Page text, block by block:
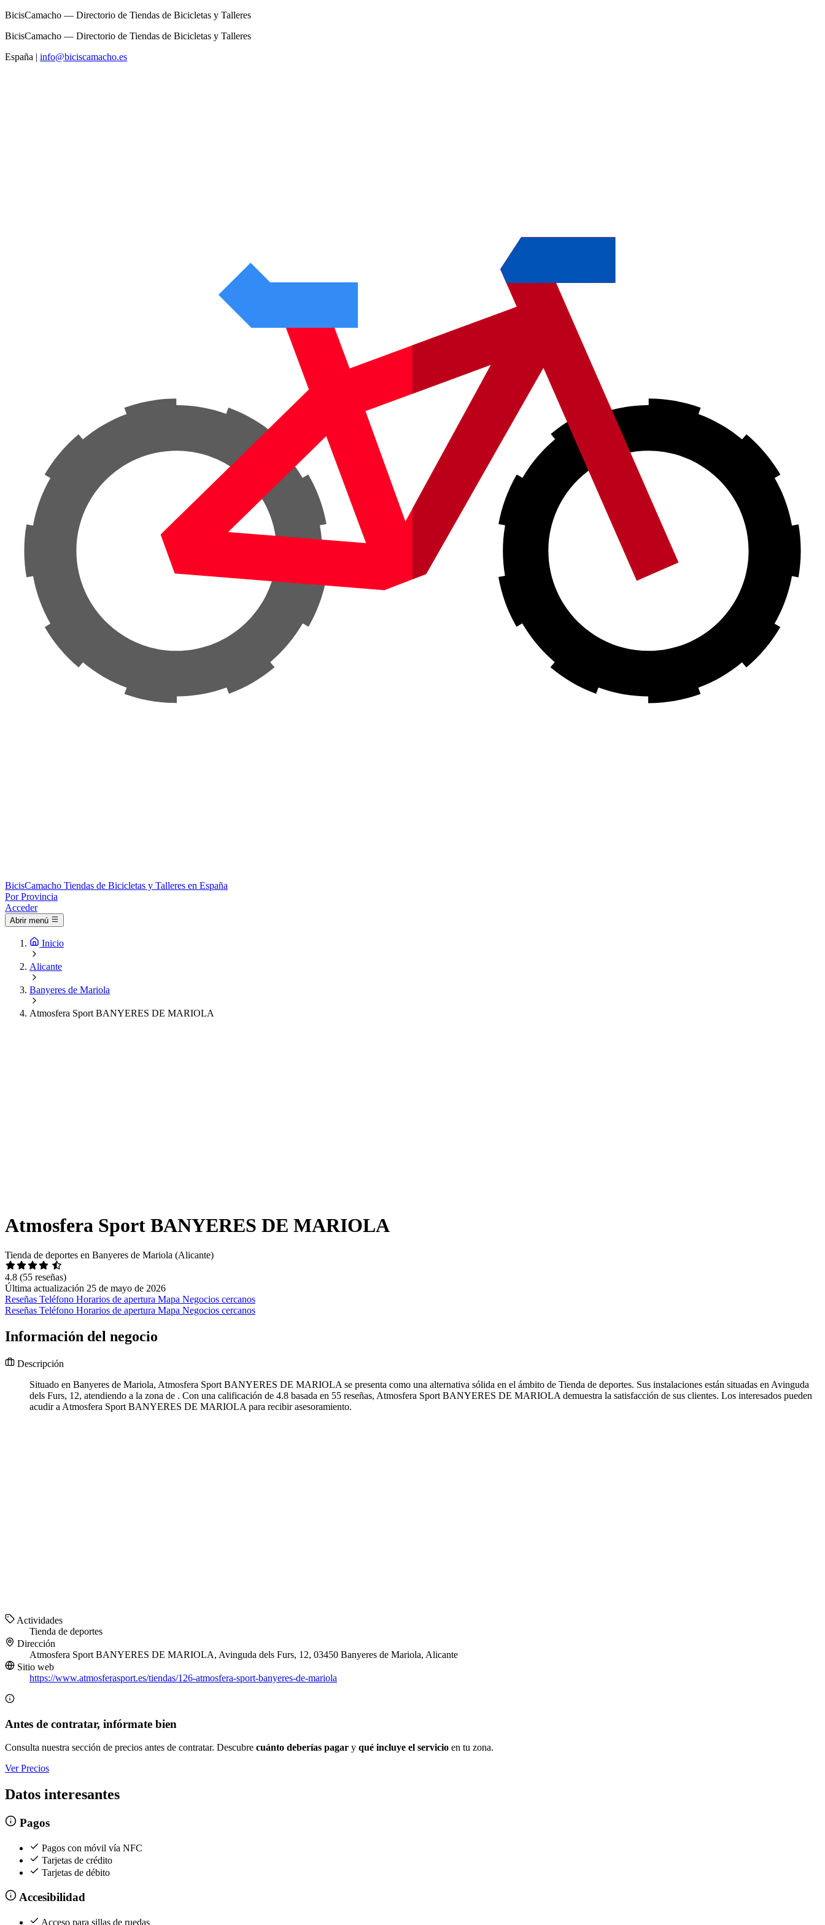
BicisCamacho — Directorio de Tiendas de Bicicletas y Talleres
BicisCamacho — Directorio de Tiendas de Bicicletas y Talleres
España | info@biciscamacho.es
BicisCamacho Tiendas de Bicicletas y Talleres en España
Por Provincia
Acceder
Abrir menú
Inicio
Alicante
Banyeres de Mariola
Atmosfera Sport BANYERES DE MARIOLA
Atmosfera Sport BANYERES DE MARIOLA
Tienda de deportes en Banyeres de Mariola (Alicante)
4.8 (55 reseñas)
Última actualización 25 de mayo de 2026
Reseñas Teléfono Horarios de apertura Mapa Negocios cercanos
Reseñas Teléfono Horarios de apertura Mapa Negocios cercanos
Información del negocio
Descripción
Situado en Banyeres de Mariola, Atmosfera Sport BANYERES DE MARIOLA se presenta como una alternativa sólida en el ámbito de Tienda de deportes. Sus instalaciones están situadas en Avinguda
dels Furs, 12, atendiendo a la zona de . Con una calificación de 4.8 basada en 55 reseñas, Atmosfera Sport BANYERES DE MARIOLA demuestra la satisfacción de sus clientes. Los interesados pueden
acudir a Atmosfera Sport BANYERES DE MARIOLA para recibir asesoramiento.
Actividades
Tienda de deportes
Dirección
Atmosfera Sport BANYERES DE MARIOLA, Avinguda dels Furs, 12, 03450 Banyeres de Mariola, Alicante
Sitio web
https://www.atmosferasport.es/tiendas/126-atmosfera-sport-banyeres-de-mariola
Antes de contratar, infórmate bien
Consulta nuestra sección de precios antes de contratar. Descubre cuánto deberías pagar y qué incluye el servicio en tu zona.
Ver Precios
Datos interesantes
Pagos
Pagos con móvil vía NFC
Tarjetas de crédito
Tarjetas de débito
Accesibilidad
Acceso para sillas de ruedas